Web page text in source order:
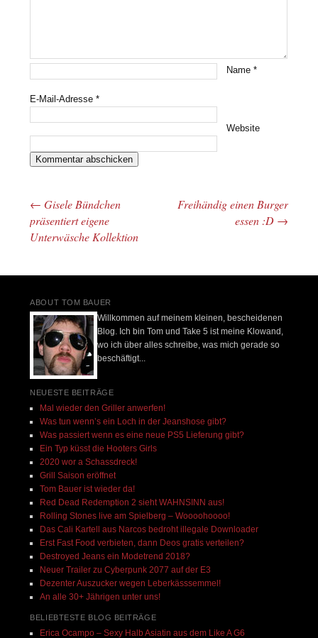
Name*
E-Mail-Adresse*
Website
Beitrags-Navigation
← Gisele Bündchen
präsentiert eigene
Unterwäsche Kollektion
Freihändig einen Burger
essen :D →
ABOUT TOM BAUER
Willkommen auf meinem kleinen, bescheidenen
Blog. Ich bin Tom und Take 5 ist meine Klowand,
wo ich über alles schreibe, was mich gerade so
beschäftigt...
NEUESTE BEITRÄGE
Mal wieder den Griller anwerfen!
Was tun wenn’s ein Loch in der Jeanshose gibt?
Was passiert wenn es eine neue PS5 Lieferung gibt?
Ein Typ küsst die Hooters Girls
2020 wor a Schassdreck!
Grill Saison eröffnet
Tom Bauer ist wieder da!
Red Dead Redemption 2 sieht WAHNSINN aus!
Rolling Stones live am Spielberg – Woooohoooo!
Das Cali Kartell aus Narcos bedroht illegale Downloader
Erst Fast Food verbieten, dann Deos gratis verteilen?
Destroyed Jeans ein Modetrend 2018?
Neuer Trailer zu Cyberpunk 2077 auf der E3
Dezenter Auszucker wegen Leberkässsemmel!
An alle 30+ Jährigen unter uns!
BELIEBTESTE BLOG BEITRÄGE
Erica Ocampo – Sexy Halb Asiatin aus dem Like A G6